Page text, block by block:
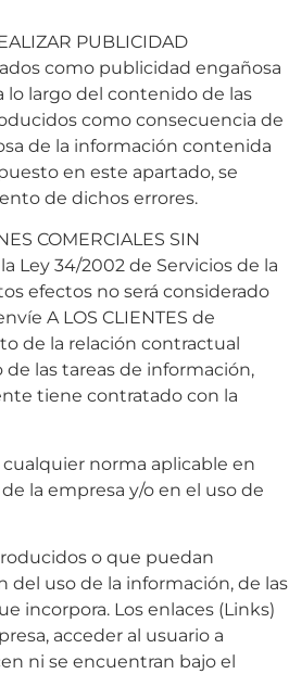
PUBLICIDAD
como publicidad engañosa
lo largo del contenido de las
como consecuencia de
de la información contenida
en este apartado, se
de dichos errores.
COMERCIALES SIN
Ley 34/2002 de Servicios de la
efectos no será considerado
A LOS CLIENTES de
de la relación contractual
las tareas de información,
tiene contratado con la
norma aplicable en
la empresa y/o en el uso de
o que puedan
del uso de la información, de las
incorpora. Los enlaces (Links)
acceder al usuario a
ni se encuentran bajo el